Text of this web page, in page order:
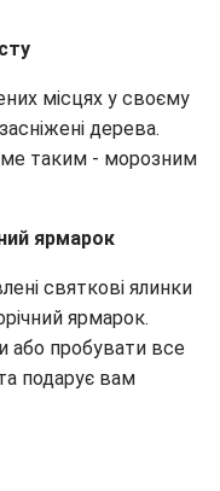
місцях у своєму
дерева.
таким - морозним
ярмарок
святкові ялинки
ярмарок.
або пробувати все
подарує вам